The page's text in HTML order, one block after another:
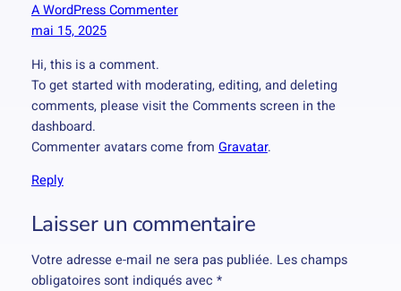
A WordPress Commenter
mai 15, 2025
Hi, this is a comment.
To get started with moderating, editing, and deleting
comments, please visit the Comments screen in the
dashboard.
Commenter avatars come from Gravatar.
Reply
Laisser un commentaire
Votre adresse e-mail ne sera pas publiée. Les champs
obligatoires sont indiqués avec *